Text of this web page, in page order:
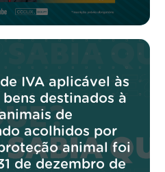
IVA aplicável às
destinados à
de
acolhidos por
animal foi
de dezembro de